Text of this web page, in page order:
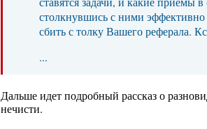
столкнувшись с ними
сбить с толку Вашего реферала.
...
Дальше идет подробный рассказ о
нечисти.